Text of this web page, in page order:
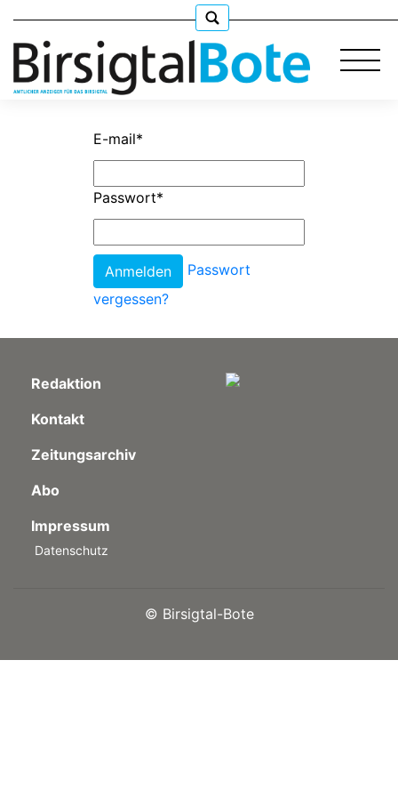
E-mail*
Passwort*
Passwort
vergessen?
Redaktion
Kontakt
Zeitungsarchiv
Abo
Impressum
Datenschutz
© Birsigtal-Bote